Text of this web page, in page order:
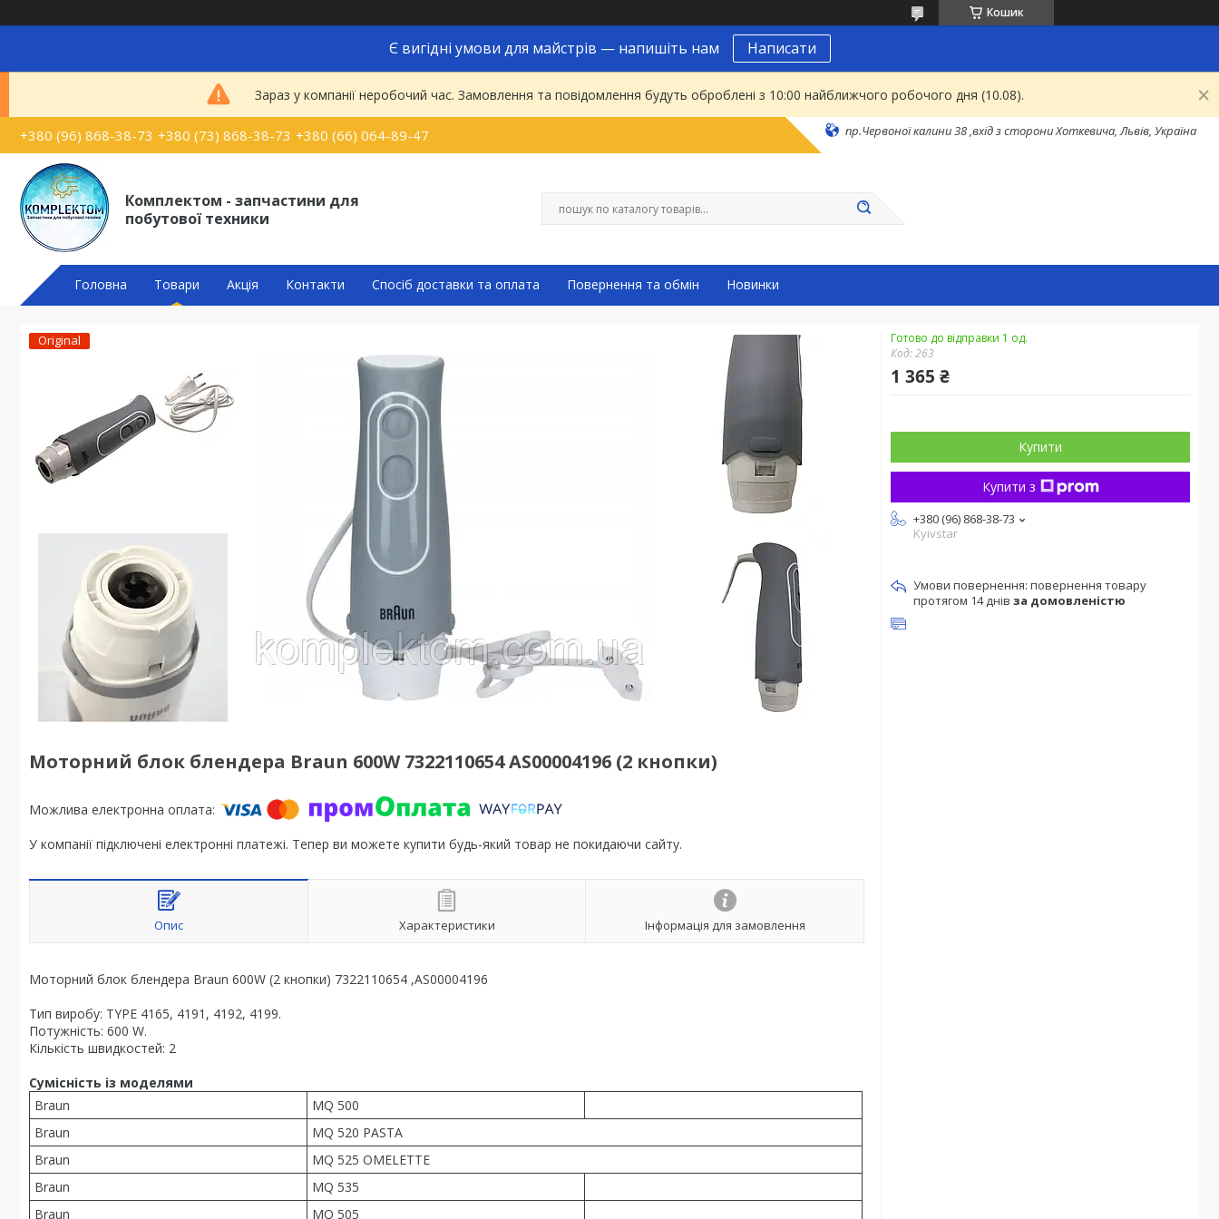
Кошик
Є вигідні умови для майстрів — напишіть нам Написати
Зараз у компанії неробочий час. Замовлення та повідомлення будуть оброблені з 10:00 найближчого робочого дня (10.08).
+380 (96) 868-38-73 +380 (73) 868-38-73 +380 (66) 064-89-47 пр.Червоної калини 38 ,вхід з сторони Хоткевича, Львів, Україна
Комплектом - запчастини для
побутової техники
Головна Товари Акція Контакти Спосіб доставки та оплата Повернення та обмін Новинки
Original
Моторний блок блендера Braun 600W 7322110654 AS00004196 (2 кнопки)
У компанії підключені електронні платежі. Тепер ви можете купити будь-який товар не покидаючи сайту.
Опис Характеристики Інформація для замовлення
Моторний блок блендера Braun 600W (2 кнопки) 7322110654 ,AS00004196
Тип виробу: TYPE 4165, 4191, 4192, 4199.
Потужність: 600 W.
Кількість швидкостей: 2
Сумісність із моделями
Braun
MQ 500
Braun
MQ 520 PASTA
Braun
MQ 525 OMELETTE
Braun
MQ 535
Braun
MQ 505
Готово до відправки 1 од.
Код:263
1 365 ₴
Купити
Купити з
+380 (96) 868-38-73
Kyivstar
повернення товару
протягом 14 днів за домовленістю